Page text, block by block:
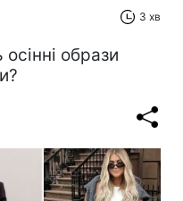
3 хв
образи